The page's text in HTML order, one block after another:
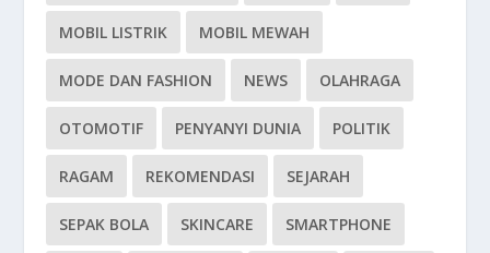
MOBIL LISTRIK MOBIL MEWAH
MODE DAN FASHION NEWS OLAHRAGA
OTOMOTIF PENYANYI DUNIA POLITIK
RAGAM REKOMENDASI SEJARAH
SEPAK BOLA SKINCARE SMARTPHONE